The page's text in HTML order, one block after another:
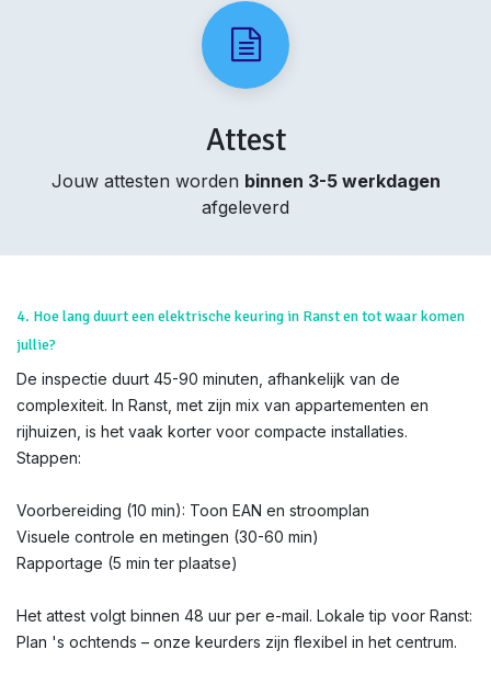
Attest
Jouw attesten worden binnen 3-5 werkdagen
afgeleverd
4. Hoe lang duurt een elektrische keuring in Ranst en tot waar komen
jullie?
De inspectie duurt 45-90 minuten, afhankelijk van de
complexiteit. In Ranst, met zijn mix van appartementen en
rijhuizen, is het vaak korter voor compacte installaties.
Stappen:
Voorbereiding (10 min): Toon EAN en stroomplan
Visuele controle en metingen (30-60 min)
Rapportage (5 min ter plaatse)
Het attest volgt binnen 48 uur per e-mail. Lokale tip voor Ranst:
Plan 's ochtends – onze keurders zijn flexibel in het centrum.